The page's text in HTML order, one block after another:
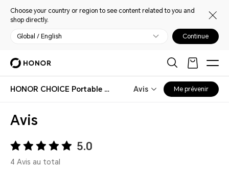
Choose your country or region to see content related to you and
shop directly.
Global / English Continue
HONOR CHOICE Portable Bluetooth Speaker Avis Me prévenir
Avis
5.0
4 Avis au total